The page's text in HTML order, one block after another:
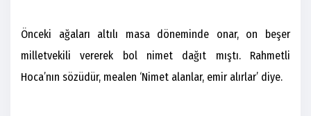
Önceki ağaları altılı masa döneminde onar, on beşer
milletvekili vererek bol nimet dağıt mıştı. Rahmetli
Hoca’nın sözüdür, mealen ‘Nimet alanlar, emir alırlar’ diye.